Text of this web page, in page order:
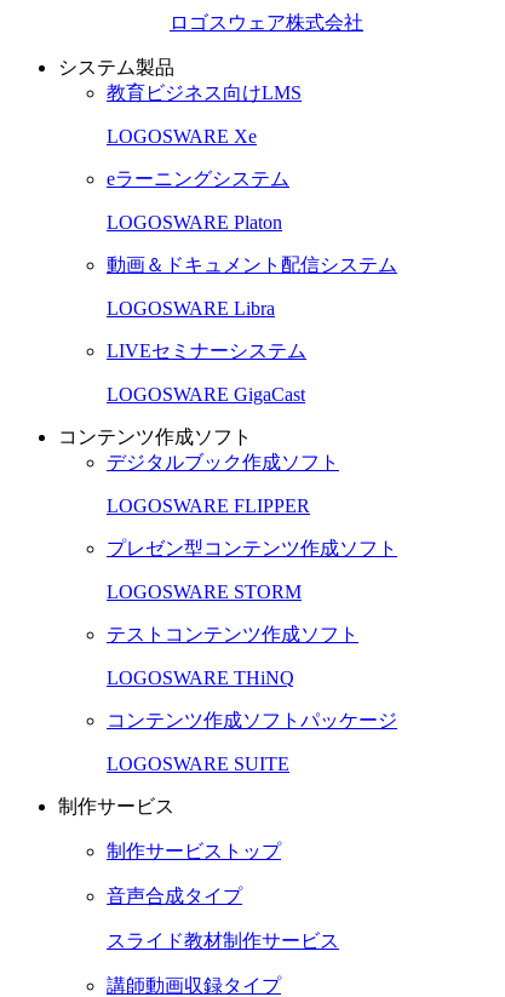
ロゴスウェア株式会社
システム製品
教育ビジネス向けLMS
LOGOSWARE Xe
eラーニングシステム
LOGOSWARE Platon
動画＆ドキュメント配信システム
LOGOSWARE Libra
LIVEセミナーシステム
LOGOSWARE GigaCast
コンテンツ作成ソフト
デジタルブック作成ソフト
LOGOSWARE FLIPPER
プレゼン型コンテンツ作成ソフト
LOGOSWARE STORM
テストコンテンツ作成ソフト
LOGOSWARE THiNQ
コンテンツ作成ソフトパッケージ
LOGOSWARE SUITE
制作サービス
制作サービストップ
音声合成タイプ
スライド教材制作サービス
講師動画収録タイプ